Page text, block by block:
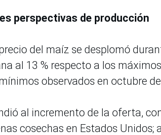
perspectivas de producción
del maíz se desplomó
al 13 % respecto a los
observados en octubre
al incremento de la oferta,
cosechas en Estados Unidos;